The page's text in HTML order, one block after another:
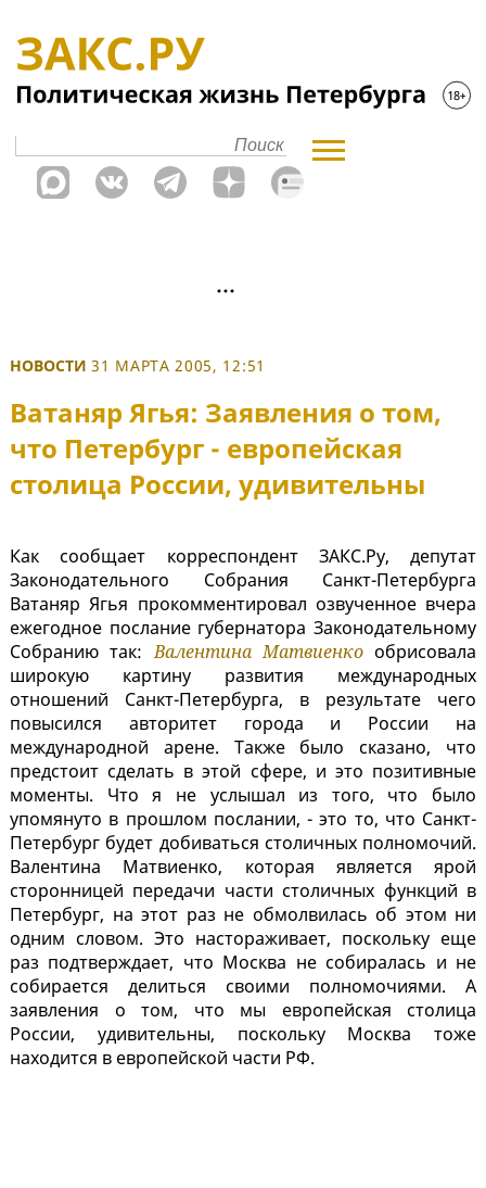
НОВОСТИ 31 МАРТА 2005, 12:51
Ватаняр Ягья: Заявления о том,
что Петербург - европейская
столица России, удивительны
Как сообщает корреспондент ЗАКС.Ру, депутат
Законодательного Собрания Санкт-Петербурга
Ватаняр Ягья прокомментировал озвученное вчера
ежегодное послание губернатора Законодательному
Собранию так:Валентина Матвиенкообрисовала
широкую картину развития международных
отношений Санкт-Петербурга, в результате чего
повысился авторитет города и России на
международной арене. Также было сказано, что
предстоит сделать в этой сфере, и это позитивные
моменты. Что я не услышал из того, что было
упомянуто в прошлом послании, - это то, что Санкт-
Петербург будет добиваться столичных полномочий.
Валентина Матвиенко, которая является ярой
сторонницей передачи части столичных функций в
Петербург, на этот раз не обмолвилась об этом ни
одним словом. Это настораживает, поскольку еще
раз подтверждает, что Москва не собиралась и не
собирается делиться своими полномочиями. А
заявления о том, что мы европейская столица
России, удивительны, поскольку Москва тоже
находится в европейской части РФ.